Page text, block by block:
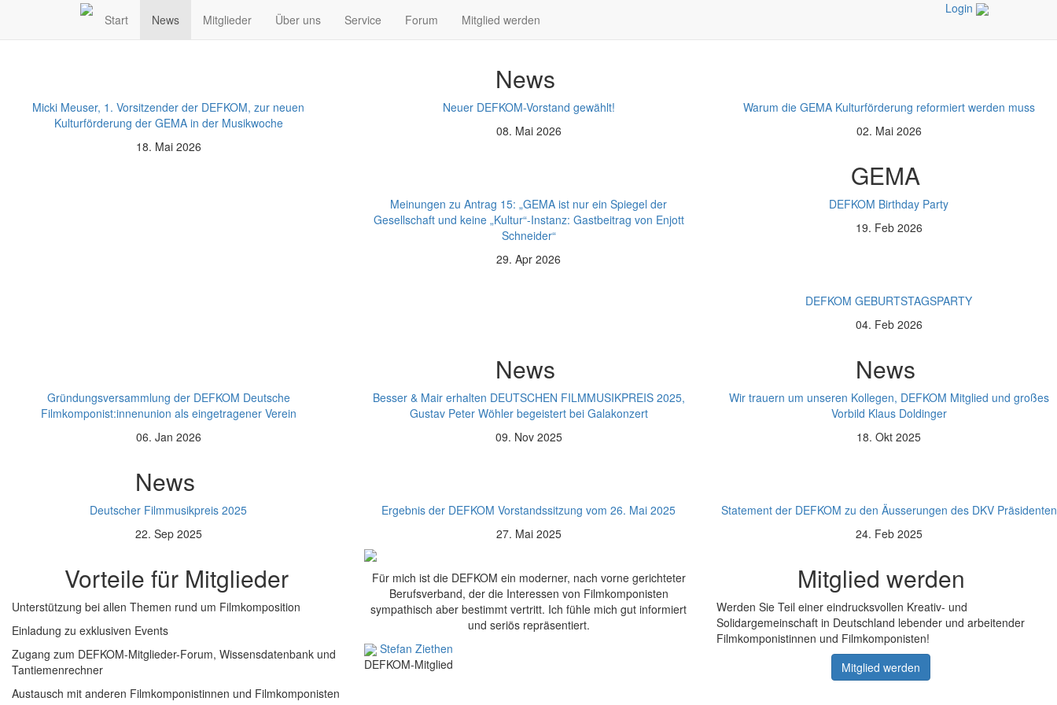
Login
Start News Mitglieder Über uns Service Forum Mitglied werden
Weitere News
Micki Meuser, 1. Vorsitzender der DEFKOM, zur neuen
Kulturförderung der GEMA in der Musikwoche
18. Mai 2026
News
Neuer DEFKOM-Vorstand gewählt!
08. Mai 2026
Warum die GEMA Kulturförderung reformiert werden muss
02. Mai 2026
Meinungen zu Antrag 15: „GEMA ist nur ein Spiegel der
Gesellschaft und keine „Kultur“-Instanz: Gastbeitrag von Enjott
Schneider“
29. Apr 2026
GEMA
DEFKOM Birthday Party
19. Feb 2026
DEFKOM GEBURTSTAGSPARTY
04. Feb 2026
Gründungsversammlung der DEFKOM Deutsche
Filmkomponist:innenunion als eingetragener Verein
06. Jan 2026
News
Besser & Mair erhalten DEUTSCHEN FILMMUSIKPREIS 2025,
Gustav Peter Wöhler begeistert bei Galakonzert
09. Nov 2025
News
Wir trauern um unseren Kollegen, DEFKOM Mitglied und großes
Vorbild Klaus Doldinger
18. Okt 2025
News
Deutscher Filmmusikpreis 2025
22. Sep 2025
Ergebnis der DEFKOM Vorstandssitzung vom 26. Mai 2025
27. Mai 2025
Statement der DEFKOM zu den Äusserungen des DKV Präsidenten
24. Feb 2025
Vorteile für Mitglieder
Unterstützung bei allen Themen rund um Filmkomposition
Einladung zu exklusiven Events
Zugang zum DEFKOM-Mitglieder-Forum, Wissensdatenbank und
Tantiemenrechner
Austausch mit anderen Filmkomponistinnen und Filmkomponisten
Für mich ist die DEFKOM ein moderner, nach vorne gerichteter
Berufsverband, der die Interessen von Filmkomponisten
sympathisch aber bestimmt vertritt. Ich fühle mich gut informiert
und seriös repräsentiert.
Stefan Ziethen
DEFKOM-Mitglied
Mitglied werden
Werden Sie Teil einer eindrucksvollen Kreativ- und
Solidargemeinschaft in Deutschland lebender und arbeitender
Filmkomponistinnen und Filmkomponisten!
Mitglied werden